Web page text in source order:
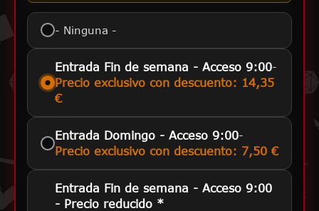
- Ninguna -
Entrada Fin de semana - Acceso 9:00-
Precio exclusivo con descuento: 14,35
€
Entrada Domingo - Acceso 9:00-
Precio exclusivo con descuento: 7,50 €
Entrada Fin de semana - Acceso 9:00
- Precio reducido *